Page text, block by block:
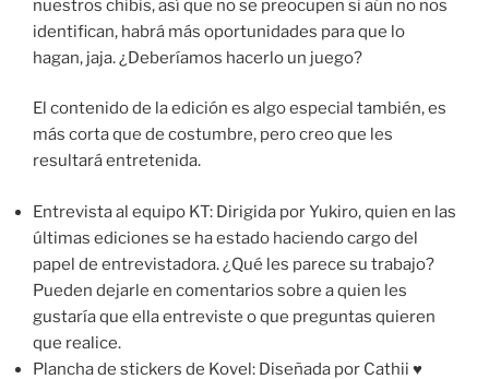
nuestros chibis, así que no se preocupen si aún no nos
identifican, habrá más oportunidades para que lo
hagan, jaja. ¿Deberíamos hacerlo un juego?
El contenido de la edición es algo especial también, es
más corta que de costumbre, pero creo que les
resultará entretenida.
Entrevista al equipo KT: Dirigida por Yukiro, quien en las
últimas ediciones se ha estado haciendo cargo del
papel de entrevistadora. ¿Qué les parece su trabajo?
Pueden dejarle en comentarios sobre a quien les
gustaría que ella entreviste o que preguntas quieren
que realice.
Plancha de stickers de Kovel: Diseñada por Cathii ♥